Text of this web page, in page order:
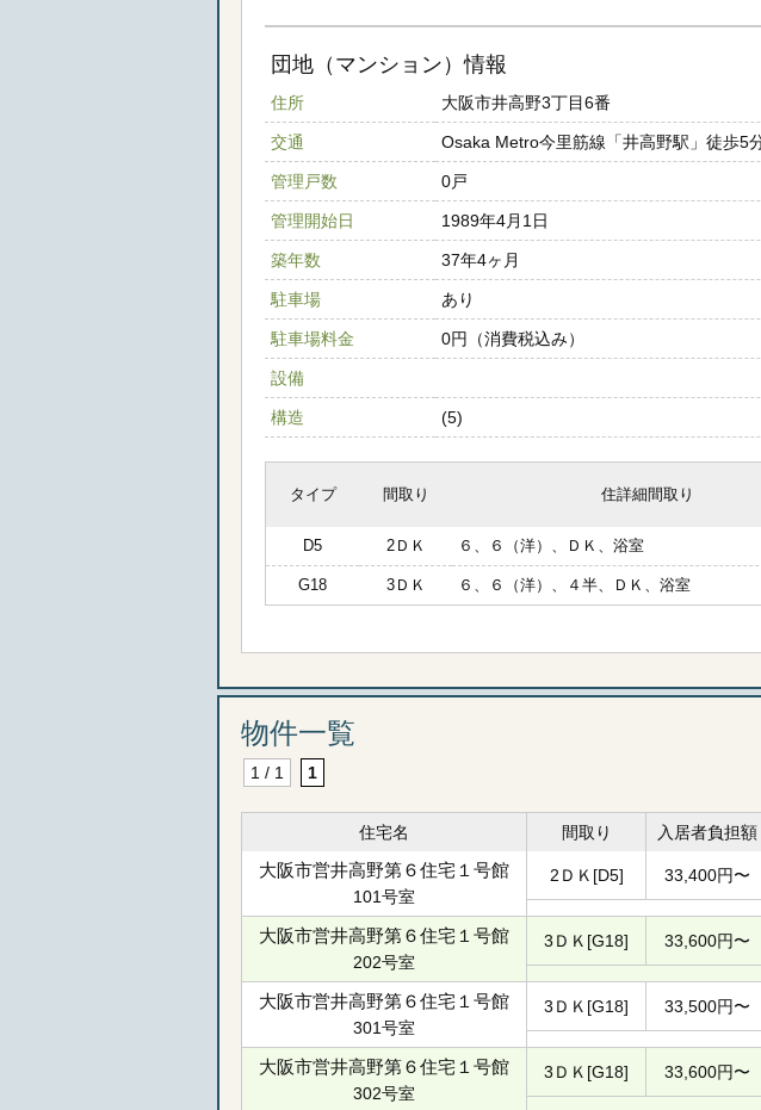
団地（マンション）情報
住所 大阪市井高野3丁目6番
交通 Osaka Metro今里筋線「井高野駅」徒歩5
管理戸数 0戸
管理開始日 1989年4月1日
築年数 37年4ヶ月
駐車場 あり
駐車場料金 0円（消費税込み）
設備
構造 (5)
タイプ 間取り 住詳細間取り
D5 2ＤＫ ６、６（洋）、ＤＫ、浴室
G18 3ＤＫ ６、６（洋）、４半、ＤＫ、浴室
物件一覧
1 / 1 1
住宅名 間取り 入居者負担額
大阪市営井高野第６住宅１号館
101号室
2ＤＫ[D5] 33,400円〜
大阪市営井高野第６住宅１号館
202号室
3ＤＫ[G18] 33,600円〜
大阪市営井高野第６住宅１号館
301号室
3ＤＫ[G18] 33,500円〜
大阪市営井高野第６住宅１号館
302号室
3ＤＫ[G18] 33,600円〜